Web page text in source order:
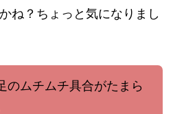
ね？ちょっと気になりまし
のムチムチ具合がたまら